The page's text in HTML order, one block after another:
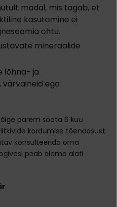
madal, mis tagab, et
kasutamine ei
ohtu.
mineraalide
lõhna- ja
värvaineid ega
parem sööta 6 kuu
kordumise tõenäosust.
konsulteerida oma
peab olema alati